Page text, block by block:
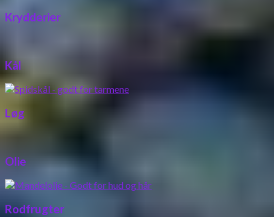
Krydderier
Kål
Løg
Olie
Rodfrugter